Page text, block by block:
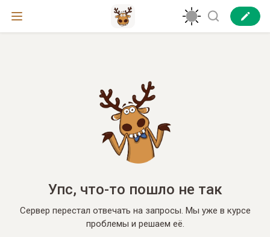
Упс, что-то пошло не так
Сервер перестал отвечать на запросы. Мы уже в курсе
проблемы и решаем её.